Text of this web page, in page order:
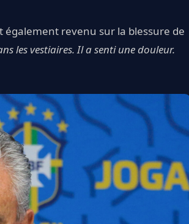
également revenu sur la blessure de
les vestiaires. Il a senti une douleur.